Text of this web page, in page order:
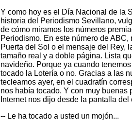
Y como hoy es el Día Nacional de la
historia del Periodismo Sevillano,
de cómo miramos los números
Periodismo. En este número de
Puerta del Sol o el mensaje del Rey,
tamaño real y a doble página. Lista
navideño. Porque ya cuando
tocado la Lotería o no. Gracias a las
tecleamos ayer, en el cuadratín
nos había tocado. Y con muy
Internet nos dijo desde la pantalla
-- Le ha tocado a usted un mojón...